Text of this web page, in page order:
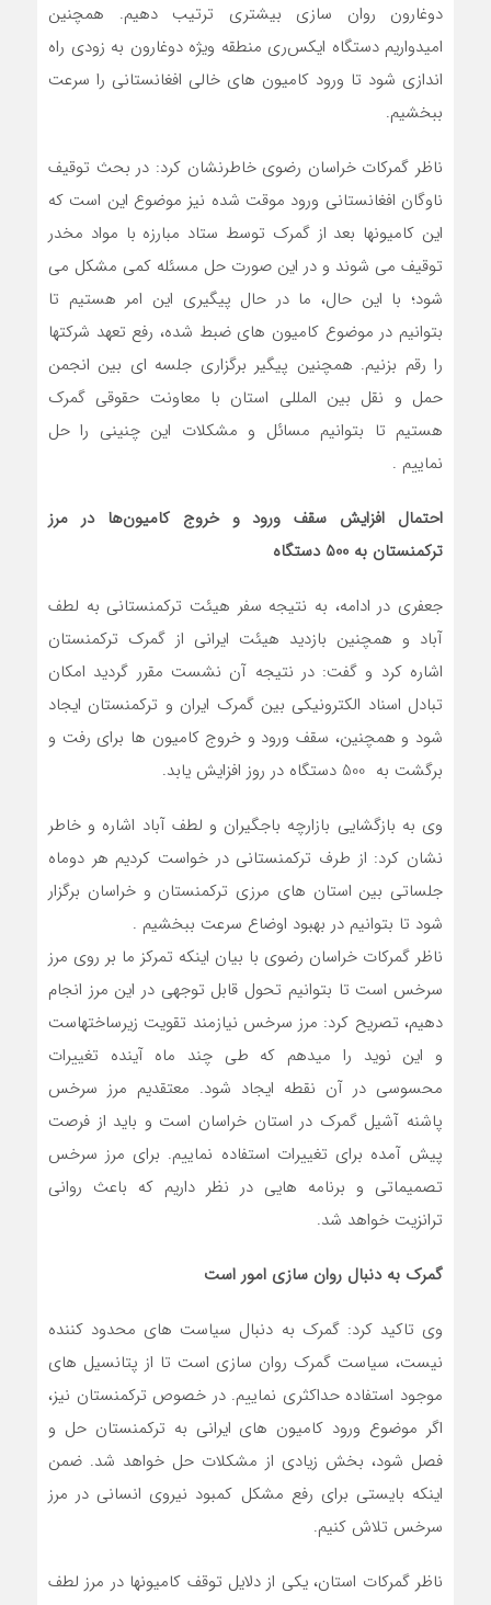
دوغارون روان سازی بیشتری ترتیب دهیم. همچنین
امیدواریم دستگاه ایکس‌ری منطقه ویژه دوغارون به زودی راه
اندازی شود تا ورود کامیون های خالی افغانستانی را سرعت
ببخشیم.
ناظر گمرکات خراسان رضوی خاطرنشان کرد: در بحث توقیف
ناوگان افغانستانی ورود موقت شده نیز موضوع این است که
این کامیونها بعد از گمرک توسط ستاد مبارزه با مواد مخدر
توقیف می شوند و در این صورت حل مسئله کمی مشکل می
شود؛ با این حال، ما در حال پیگیری این امر هستیم تا
بتوانیم در موضوع کامیون های ضبط شده، رفع تعهد شرکتها
را رقم بزنیم. همچنین پیگیر برگزاری جلسه ای بین انجمن
حمل و نقل بین المللی استان با معاونت حقوقی گمرک
هستیم تا بتوانیم مسائل و مشکلات این چنینی را حل
نماییم .
احتمال افزایش سقف ورود و خروج کامیون‌ها در مرز
ترکمنستان به 500 دستگاه
جعفری در ادامه، به نتیجه سفر هیئت ترکمنستانی به لطف
آباد و همچنین بازدید هیئت ایرانی از گمرک ترکمنستان
اشاره کرد و گفت: در نتیجه آن نشست مقرر گردید امکان
تبادل اسناد الکترونیکی بین گمرک ایران و ترکمنستان ایجاد
شود و همچنین، سقف ورود و خروج کامیون ها برای رفت و
برگشت به 500 دستگاه در روز افزایش یابد.
وی به بازگشایی بازارچه باجگیران و لطف آباد اشاره و خاطر
نشان کرد: از طرف ترکمنستانی در خواست کردیم هر دوماه
جلساتی بین استان های مرزی ترکمنستان و خراسان برگزار
شود تا بتوانیم در بهبود اوضاع سرعت ببخشیم .
ناظر گمرکات خراسان رضوی با بیان اینکه تمرکز ما بر روی مرز
سرخس است تا بتوانیم تحول قابل توجهی در این مرز انجام
دهیم، تصریح کرد: مرز سرخس نیازمند تقویت زیرساختهاست
و این نوید را میدهم که طی چند ماه آینده تغییرات
محسوسی در آن نقطه ایجاد شود. معتقدیم مرز سرخس
پاشنه آشیل گمرک در استان خراسان است و باید از فرصت
پیش آمده برای تغییرات استفاده نماییم. برای مرز سرخس
تصمیماتی و برنامه هایی در نظر داریم که باعث روانی
ترانزیت خواهد شد.
گمرک به دنبال روان سازی امور است
وی تاکید کرد: گمرک به دنبال سیاست های محدود کننده
نیست، سیاست گمرک روان سازی است تا از پتانسیل های
موجود استفاده حداکثری نماییم. در خصوص ترکمنستان نیز،
اگر موضوع ورود کامیون های ایرانی به ترکمنستان حل و
فصل شود، بخش زیادی از مشکلات حل خواهد شد. ضمن
اینکه بایستی برای رفع مشکل کمبود نیروی انسانی در مرز
سرخس تلاش کنیم.
ناظر گمرکات استان، یکی از دلایل توقف کامیونها در مرز لطف